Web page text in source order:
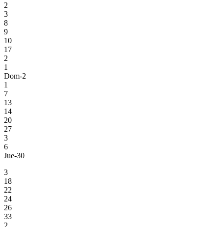
2
3
8
9
10
17
2
1
Dom-2
1
7
13
14
20
27
3
6
Jue-30
3
18
22
24
26
33
2